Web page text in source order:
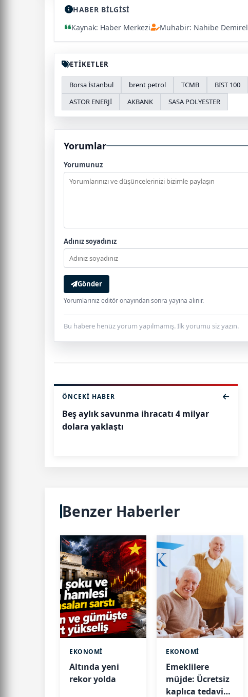
HABER BİLGİSİ
Kaynak: Haber Merkezi
Muhabir: Nahibe Demirel
ETİKETLER
Borsa İstanbul brent petrol TCMB BIST 100
ASTOR ENERJİ
AKBANK SASA POLYESTER
Yorumlar
Yorumunuz
Adınız soyadınız
Gönder
Yorumlarınız editör onayından sonra yayına alınır.
Bu habere henüz yorum yapılmamış. İlk yorumu siz yazın.
ÖNCEKI HABER
Beş aylık savunma ihracatı 4 milyar
dolara yaklaştı
Benzer Haberler
EKONOMİ
Altında yeni
rekor yolda
EKONOMİ
Emeklilere
müjde: Ücretsiz
kaplıca tedavisi